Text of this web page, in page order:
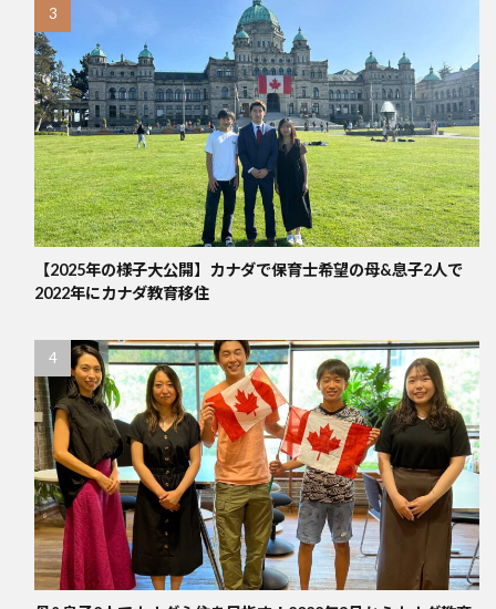
【2025年の様子大公開】カナダで保育士希望の母&息子2人で
2022年にカナダ教育移住